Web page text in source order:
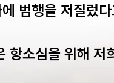
범행을 저질렀
항소심을 위해 저